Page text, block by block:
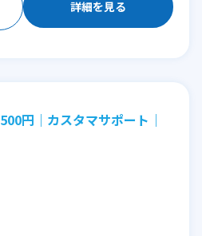
詳細を見る
円｜カスタマサポート｜